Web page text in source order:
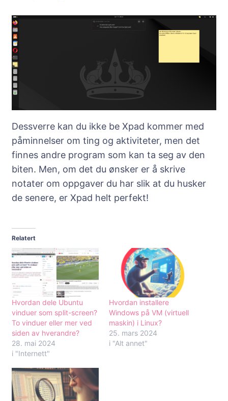
Dessverre kan du ikke be Xpad kommer med
påminnelser om ting og aktiviteter, men det
finnes andre program som kan ta seg av den
biten. Men, om det du ønsker er å skrive
notater om oppgaver du har slik at du husker
de senere, er Xpad helt perfekt!
Relatert
Hvordan dele Ubuntu
vinduer som split-screen?
To vinduer eller mer ved
siden av hverandre?
28. mai 2024
i "Internett"
Hvordan installere
Windows på VM (virtuell
maskin) i Linux?
25. mars 2024
i "Alt annet"